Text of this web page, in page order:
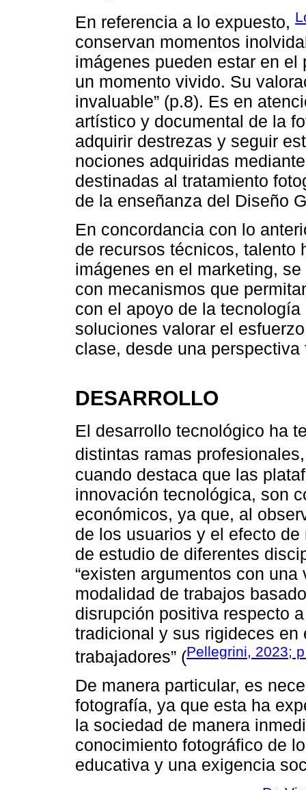
En referencia a lo expuesto,
conservan momentos
imágenes pueden estar en
un momento vivido. Su
invaluable” (p.8). Es en
artístico y documental de la
adquirir destrezas y seguir
nociones adquiridas
destinadas al tratamiento
de la enseñanza del Diseño
En concordancia con lo
de recursos técnicos, talento
imágenes en el marketing,
con mecanismos que
con el apoyo de la
soluciones valorar el
clase, desde una
DESARROLLO
El desarrollo tecnológico ha
distintas ramas
cuando destaca que las
innovación tecnológica, son
económicos, ya que, al
de los usuarios y el efecto
de estudio de diferentes
“existen argumentos con
modalidad de trabajos
disrupción positiva respecto
tradicional y sus rigideces
trabajadores” (Pellegrini, 2023;
De manera particular, es
fotografía, ya que esta ha
la sociedad de manera
conocimiento fotográfico de
educativa y una exigencia